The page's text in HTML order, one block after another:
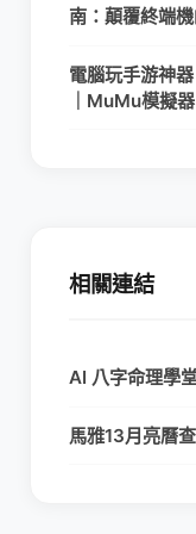
南：顛覆終端
電腦玩手游神
｜MuMu模擬器
相關連結
AI 八字命理學
馬雅13月亮曆